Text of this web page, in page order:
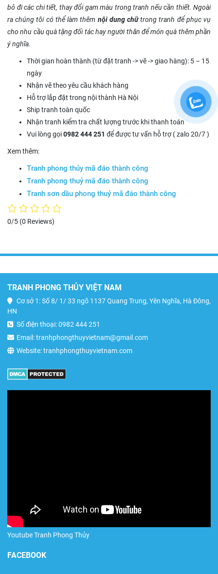
bỏ đi các chi tiết, thay đổi gam màu trong tranh nếu cần thiết. Ngoài
ra chúng tôi có thể làm thêm nội dung chữtrong tranh để phục vụ
cho nhu cầu quà tặng đối tác hay người thân để món quà thêm phần
ý nghĩa.
Thời gian hoàn thành (từ đặt tranh -> vẽ -> giao hàng): 5 – 15
ngày
Nhận vẽ theo yêu cầu khách hàng
Hỗ trợ lắp đặt trong nội thành Hà Nội
Ship tranh toàn quốc
Nhận tranh kiểm tra chất lượng trước khi thanh toán
Vui lòng gọi0982 444 251 để được tư vấn hỗ trợ ( zalo 20/7 )
Xem thêm:
Tranh phong thủy mã đáo thành công
Tranh phong thuỷ mã đáo thành công
Tranh sơn dầu phong thuỷ mã đáo thành công
0/5 (0 Reviews)
TRANH PHONG THỦY VIỆT NAM
Cơ sở 1: Số 8/ 1/ 33 ngõ 1137 Quang Trung, Yên Nghĩa, Hà Đông,
HN
Số điện thoại: 0982 444 251
Email: tranhphongthuyvietnam@gmail.com
Website: tranhphongthuyvietnam.com
Youtube Tranh Phong Thủy
FACEBOOK